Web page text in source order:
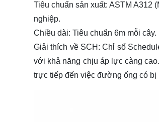
Tiêu chuẩn sản xuất: ASTM A312
nghiệp.
Chiều dài: Tiêu chuẩn 6m mỗi cây.
Giải thích về SCH: Chỉ số
với khả năng chịu áp lực càng
trực tiếp đến việc đường ống có